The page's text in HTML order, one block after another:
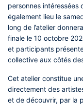
personnes intéressées
également lieu le
long de l’atelier
finale le 10 octobre
et participants
collective aux côtés
Cet atelier constitue
directement des
et de découvrir, par la